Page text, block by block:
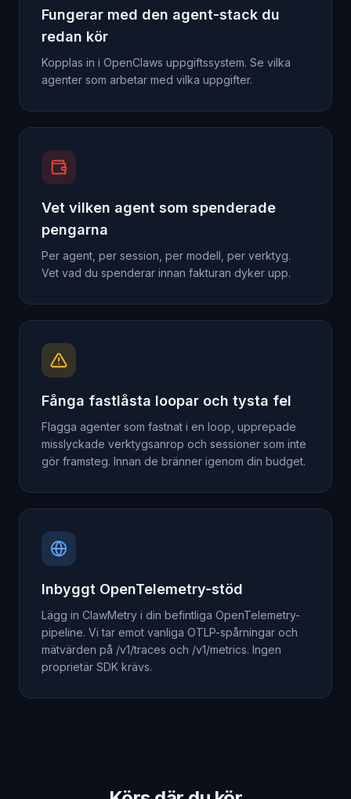
Fungerar med den agent-stack du
redan kör
Kopplas in i OpenClaws uppgiftssystem. Se vilka
agenter som arbetar med vilka uppgifter.
Vet vilken agent som spenderade
pengarna
Per agent, per session, per modell, per verktyg.
Vet vad du spenderar innan fakturan dyker upp.
Fånga fastlåsta loopar och tysta fel
Flagga agenter som fastnat i en loop, upprepade
misslyckade verktygsanrop och sessioner som inte
gör framsteg. Innan de bränner igenom din budget.
Inbyggt OpenTelemetry-stöd
Lägg in ClawMetry i din befintliga OpenTelemetry-
pipeline. Vi tar emot vanliga OTLP-spårningar och
mätvärden på /v1/traces och /v1/metrics. Ingen
proprietär SDK krävs.